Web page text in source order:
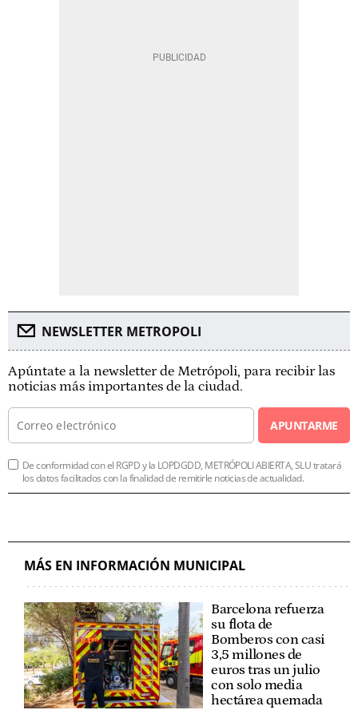
NEWSLETTER METROPOLI
Apúntate a la newsletter de Metrópoli, para recibir las
noticias más importantes de la ciudad.
APUNTARME
De conformidad con el RGPD y la LOPDGDD, METRÓPOLI ABIERTA, SLU tratará
los datos facilitados con la finalidad de remitirle noticias de actualidad.
MÁS EN INFORMACIÓN MUNICIPAL
Barcelona refuerza
su flota de
Bomberos con casi
3,5 millones de
euros tras un julio
con solo media
hectárea quemada